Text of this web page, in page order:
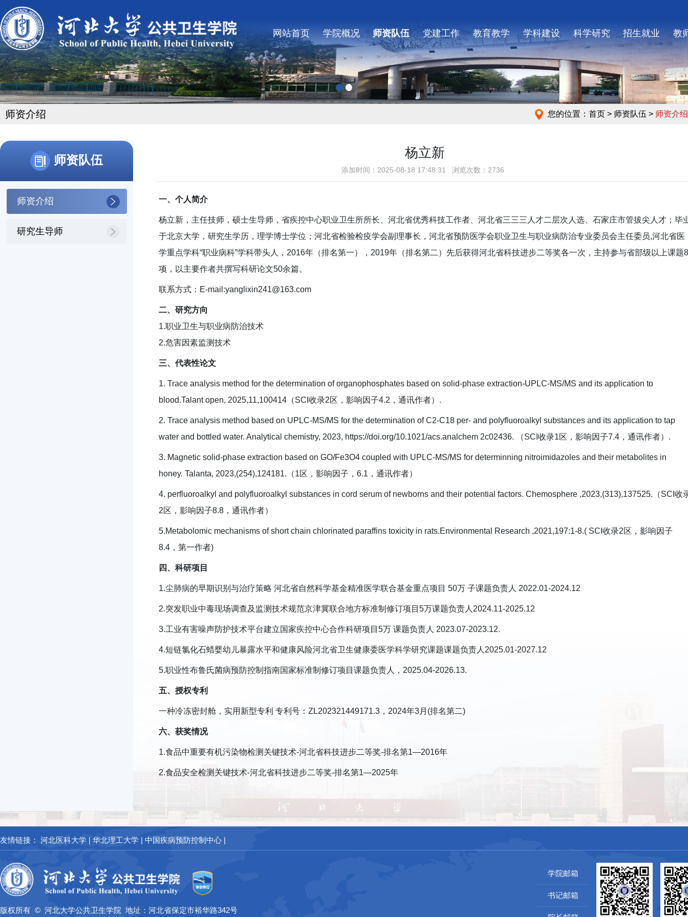
网站首页 学院概况 师资队伍 党建工作 教育教学 学科建设 科学研究 招生就业 教
您的位置： 首页 > 师资队伍 > 师资介绍
师资介绍
师资队伍
师资介绍
研究生导师
杨立新
添加时间：2025-08-18 17:48:31 浏览次数：2736
一、 个人简介
杨立新，主任技师，硕士生导师，省疾控中心职业卫生所所长、河北省优秀科技工作者、河北省三三三人才二层次人选、石家庄市管拔尖人才；毕
于北京大学，研究生学历，理学博士学位；河北省检验检疫学会副理事长，河北省预防医学会职业卫生与职业病防治专业委员会主任委员,河北省医
学重点学科“职业病科”学科带头人，2016年（排名第一），2019年（排名第二）先后获得河北省科技进步二等奖各一次，主持参与省部级以上课题8
项，以主要作者共撰写科研论文50余篇。
联系方式：E-mail:yanglixin241@163.com
二、研究方向
1.职业卫生与职业病防治技术
2.危害因素监测技术
三、代表性论文
1. Trace analysis method for the determination of organophosphates based on solid-phase extraction-UPLC-MS/MS and its application to
blood.Talant open, 2025,11,100414（SCI收录2区，影响因子4.2，通讯作者）.
2. Trace analysis method based on UPLC-MS/MS for the determination of C2-C18 per- and polyfluoroalkyl substances and its application to tap
water and bottled water. Analytical chemistry, 2023, https://doi.org/10.1021/acs.analchem 2c02436. （SCI收录1区，影响因子7.4，通讯作者）.
3. Magnetic solid-phase extraction based on GO/Fe3O4 coupled with UPLC-MS/MS for determinning nitroimidazoles and their metabolites in
honey. Talanta, 2023,(254),124181.（1区，影响因子，6.1，通讯作者）
4. perfluoroalkyl and polyfluoroalkyl substances in cord serum of newborns and their potential factors. Chemosphere ,2023,(313),137525.（SCI收
2区，影响因子8.8，通讯作者）
5.Metabolomic mechanisms of short chain chlorinated paraffins toxicity in rats.Environmental Research ,2021,197:1-8.( SCI收录2区，影响因子
8.4，第一作者)
四、科研项目
1.尘肺病的早期识别与治疗策略 河北省自然科学基金精准医学联合基金重点项目 50万 子课题负责人 2022.01-2024.12
2.突发职业中毒现场调查及监测技术规范京津冀联合地方标准制修订项目5万课题负责人2024.11-2025.12
3.工业有害噪声防护技术平台建立国家疾控中心合作科研项目5万 课题负责人 2023.07-2023.12.
4.短链氯化石蜡婴幼儿暴露水平和健康风险河北省卫生健康委医学科学研究课题课题负责人2025.01-2027.12
5.职业性布鲁氏菌病预防控制指南国家标准制修订项目课题负责人，2025.04-2026.13.
五、授权专利
一种冷冻密封舱，实用新型专利 专利号：ZL202321449171.3，2024年3月(排名第二)
六、 获奖情况
1.食品中重要有机污染物检测关键技术-河北省科技进步二等奖-排名第1—2016年
2.食品安全检测关键技术-河北省科技进步二等奖-排名第1—2025年
友情链接： 河北医科大学 | 华北理工大学 | 中国疾病预防控制中心 |
版权所有 © 河北大学公共卫生学院 地址：河北省保定市裕华路342号
学院邮箱
书记邮箱